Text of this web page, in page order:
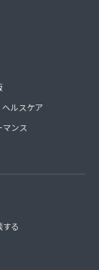
ルスケア
ンス
る